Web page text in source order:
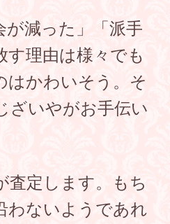
が減った」「派手
す理由は様々でも
かわいそう。 そ
ざいやがお手伝い
査定します。もち
わないようであれ